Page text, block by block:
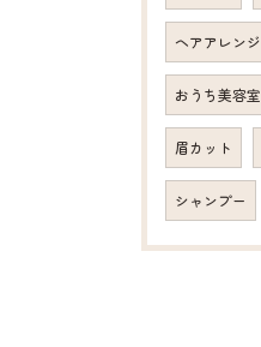
ヘアアレンジ
おうち美容室
眉カット
シャンプー